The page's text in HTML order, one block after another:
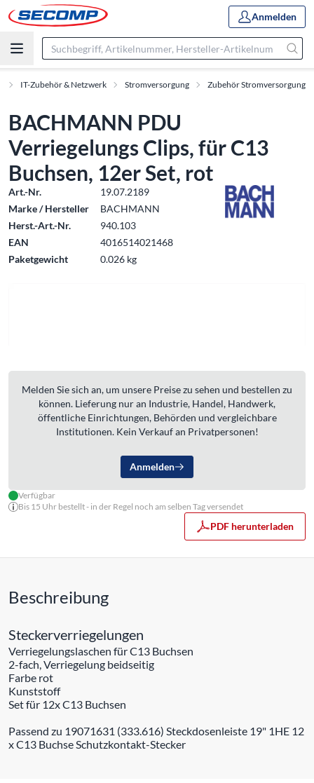
Anmelden
IT-Zubehör & Netzwerk Stromversorgung Zubehör Stromversorgung
BACHMANN PDU
Verriegelungs Clips, für C13
Buchsen, 12er Set, rot
Art.-Nr.
19.07.2189
Marke / Hersteller
BACHMANN
Herst.-Art.-Nr.
940.103
EAN
4016514021468
Paketgewicht
0.026 kg
Melden Sie sich an, um unsere Preise zu sehen und bestellen zu
können. Lieferung nur an Industrie, Handel, Handwerk,
öffentliche Einrichtungen, Behörden und vergleichbare
Institutionen. Kein Verkauf an Privatpersonen!
Anmelden
Verfügbar
Bis 15 Uhr bestellt - in der Regel noch am selben Tag versendet
PDF herunterladen
Beschreibung
Steckerverriegelungen
Verriegelungslaschen für C13 Buchsen
2-fach, Verriegelung beidseitig
Farbe rot
Kunststoff
Set für 12x C13 Buchsen
Passend zu 19071631 (333.616) Steckdosenleiste 19" 1HE 12
x C13 Buchse Schutzkontakt-Stecker